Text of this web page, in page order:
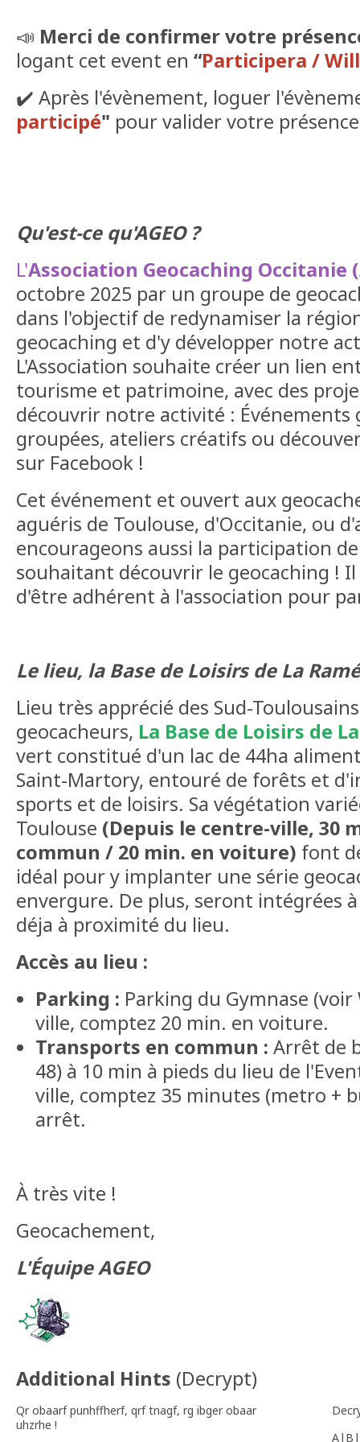
📣 Merci de confirmer votre
logant cet event en “Participera /
✔️ Après l'évènement, loguer
participé" pour valider votre
Qu'est-ce qu'AGEO ?
L'Association Geocaching Occitanie
octobre 2025 par un groupe de
dans l'objectif de redynamiser la
geocaching et d'y développer notre
L'Association souhaite créer un lien
tourisme et patrimoine, avec des
découvrir notre activité : Événements
groupées, ateliers créatifs ou
sur Facebook !
Cet événement et ouvert aux
aguéris de Toulouse, d'Occitanie, ou
encourageons aussi la participation
souhaitant découvrir le geocaching ! Il
d'être adhérent à l'association pour
Le lieu, la Base de Loisirs de La
Lieu très apprécié des Sud-
geocacheurs, La Base de Loisirs de
vert constitué d'un lac de 44ha
Saint-Martory, entouré de forêts et
sports et de loisirs. Sa végétation
Toulouse (Depuis le centre-ville, 30
commun / 20 min. en voiture) font
idéal pour y implanter une série
envergure. De plus, seront intégrées à
déja à proximité du lieu.
Accès au lieu :
Parking : Parking du Gymnase
ville, comptez 20 min. en voiture.
Transports en commun : Arrêt de
48) à 10 min à pieds du lieu de
ville, comptez 35 minutes (metro +
arrêt.
À très vite !
Geocachement,
L'Équipe AGEO
Additional Hints (Decrypt)
Qr obaarf punhffherf, qrf tnagf, rg ibger obaar
uhzrhe !